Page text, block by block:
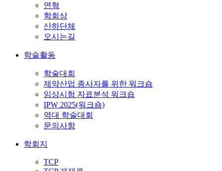
연혁
학회상
산하단체
오시는길
학술활동
학술대회
제약산업 종사자를 위한 워크숍
임상시험 자료분석 워크숍
IPW 2025(워크숍)
역대 학술대회
문의사항
학회지
TCP